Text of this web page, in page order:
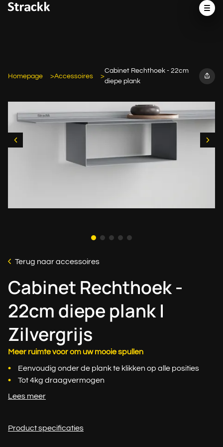
Homepage Accessoires
Cabinet Rechthoek - 22cm
diepe plank
Terug naar accessoires
Cabinet Rechthoek -
22cm diepe plank |
Zilvergrijs
Meer ruimte voor om uw mooie spullen
Eenvoudig onder de plank te klikken op alle posities
Tot 4kg draagvermogen
Lees meer
Product specificaties